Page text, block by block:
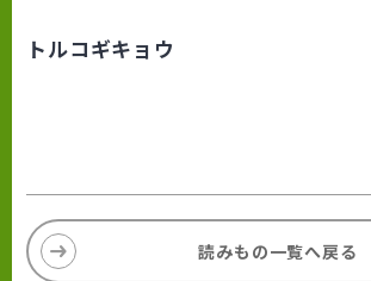
トルコギキョウ
読みもの一覧へ戻る